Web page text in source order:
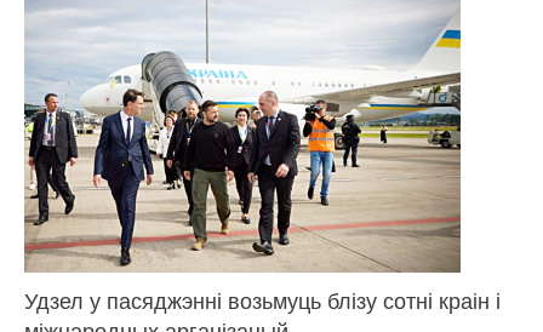
Удзел у пасяджэнні возьмуць блізу сотні краін і